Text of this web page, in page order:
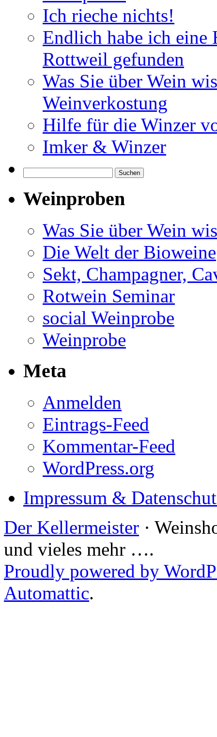
Ich rieche nichts!
Endlich habe ich eine
Rottweil gefunden
Was Sie über Wein
Weinverkostung
Hilfe für die Winzer
Imker & Winzer
nach:
Weinproben
Was Sie über Wein
Die Welt der Bioweine
Sekt, Champagner,
Rotwein Seminar
social Weinprobe
Weinprobe
Meta
Anmelden
Eintrags-Feed
Kommentar-Feed
WordPress.org
Impressum &
Der Kellermeister ·
und vieles mehr ….
Proudly powered by
Automattic.